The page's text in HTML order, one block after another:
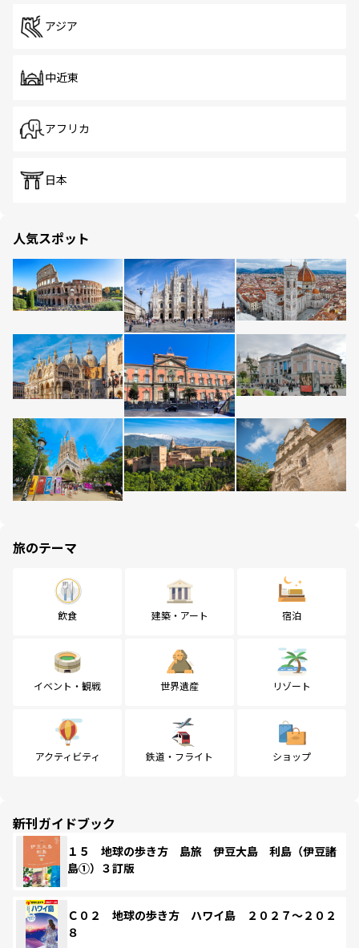
アジア
中近東
アフリカ
日本
人気スポット
旅のテーマ
飲食 建築・アート 宿泊
イベント・観戦 世界遺産 リゾート
アクティビティ 鉄道・フライト ショップ
新刊ガイドブック
１５ 地球の歩き方 島旅 伊豆大島 利島（伊豆諸
島①）３訂版
Ｃ０２ 地球の歩き方 ハワイ島 ２０２７～２０２
８